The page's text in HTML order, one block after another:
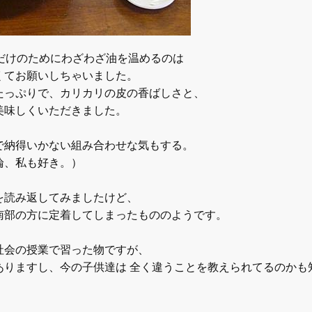
のためにわざわざ油を温めるのは
お願いしちゃいました。
ぷりで、カリカリの皮の香ばしさと、
しくいただきました。
得いかない組み合わせな気もする。
私も好き。）
読み返してみましたけど、
の方に定着してしまったもののようです。
の授業で習った物ですが、
ますし、今の子供達は 全く違うことを教えられてるのかも